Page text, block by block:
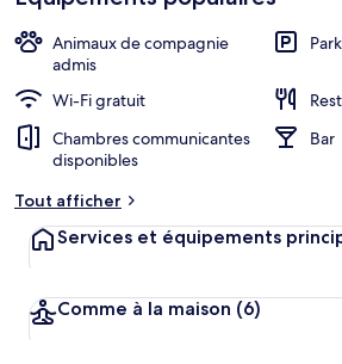
Animaux de compagnie
admis
Wi-Fi gratuit
Chambres communicantes
disponibles
Bar
Tout afficher
Services et équipements
Comme à la maison (6)